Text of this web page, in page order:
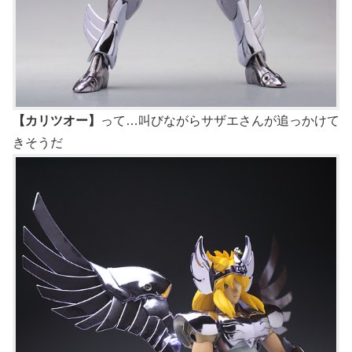
【カリツオー】
って…叫びながらサザエさんが追っかけて
きそうだ